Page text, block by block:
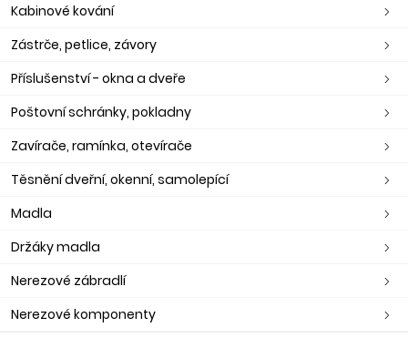
Kabinové kování
Zástrče, petlice, závory
Příslušenství - okna a dveře
Poštovní schránky, pokladny
Zavírače, ramínka, otevírače
Těsnění dveřní, okenní, samolepící
Madla
Držáky madla
Nerezové zábradlí
Nerezové komponenty